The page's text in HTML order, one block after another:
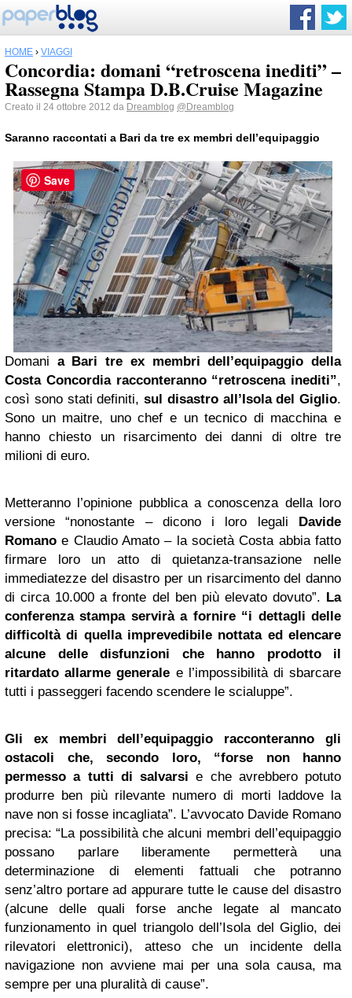
HOME › VIAGGI
Concordia: domani “retroscena inediti” –
Rassegna Stampa D.B.Cruise Magazine
Creato il 24 ottobre 2012 da Dreamblog @Dreamblog
Saranno raccontati a Bari da tre ex membri dell’equipaggio
Domani a Bari tre ex membri dell’equipaggio della
Costa Concordiaracconteranno “retroscena inediti”,
così sono stati definiti, sul disastro all’Isola del Giglio.
Sono un maitre, uno chef e un tecnico di macchina e
hanno chiesto un risarcimento dei danni di oltre tre
milioni di euro.
Metteranno l’opinione pubblica a conoscenza della loro
versione “nonostante – dicono i loro legali Davide
Romano e Claudio Amato – la società Costa abbia fatto
firmare loro un atto di quietanza-transazione nelle
immediatezze del disastro per un risarcimento del danno
di circa 10.000 a fronte del ben più elevato dovuto”. La
conferenza stampa servirà a fornire “i dettagli delle
difficoltà di quella imprevedibile nottata ed elencare
alcune delle disfunzioni
che hanno prodotto il
ritardato allarme generale e l’impossibilità di sbarcare
tutti i passeggeri facendo scendere le scialuppe”.
Gli ex membri dell’equipaggio racconteranno
gli
ostacoli
che, secondo loro, “forse non hanno
permesso a tutti di salvarsie che avrebbero potuto
produrre ben più rilevante numero di morti laddove la
nave non si fosse incagliata”. L’avvocato Davide Romano
precisa: “La possibilità che alcuni membri dell’equipaggio
possano parlare liberamente permetterà una
determinazione di elementi fattuali che potranno
senz’altro portare ad appurare tutte le cause del disastro
(alcune delle quali forse anche legate al mancato
funzionamento in quel triangolo dell’Isola del Giglio, dei
rilevatori elettronici), atteso che un incidente della
navigazione non avviene mai per una sola causa, ma
sempre per una pluralità di cause”.
Save